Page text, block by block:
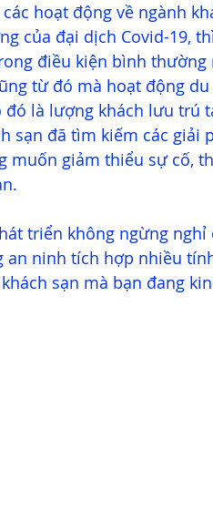
hoạt động về ngành
của đại dịch Covid-19,
điều kiện bình
từ đó mà hoạt động
đó là lượng khách lưu trú
sạn đã tìm kiếm các
muốn giảm thiểu sự cố,
triển không ngừng
an ninh tích hợp nhiều
sạn mà bạn đang